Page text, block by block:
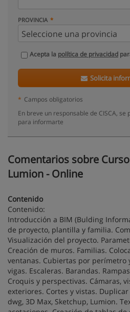
PROVINCIA
Acepta la política de privacidad
Solicita
* Campos obligatorios
En breve un responsable de CISCA,
para informarte
Comentarios sobre
Lumion - Online
Contenido
Contenido:
Introducción a BIM (Bulding
de proyecto, plantilla y familia.
Visualización del proyecto.
Creación de muros. Familias.
ventanas. Cubiertas por perímetro
vigas. Escaleras. Barandas.
Croquis y perspectivas. Cámaras,
exteriores. Cortes y vistas.
dwg, 3D Max, Sketchup, Lumion.